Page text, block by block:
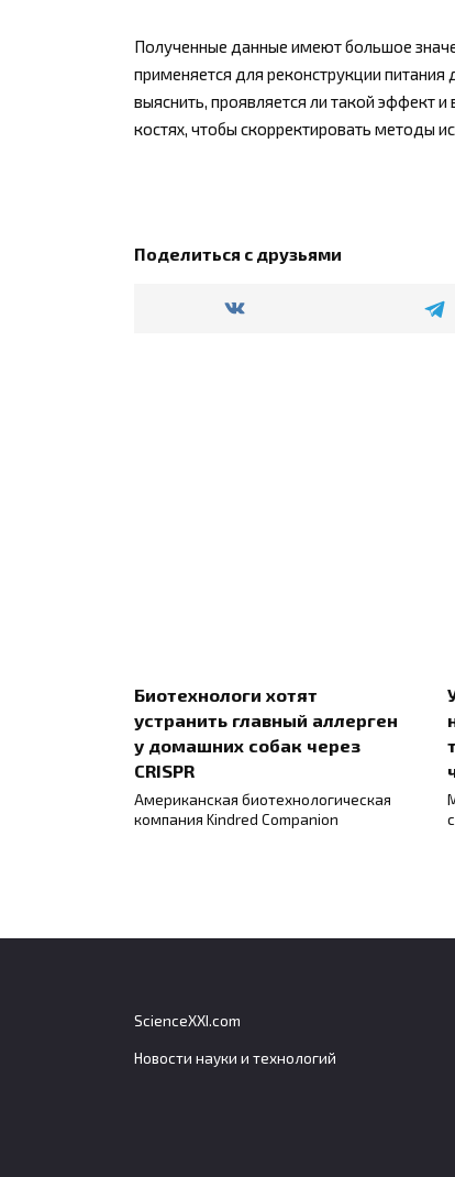
Полученные данные имеют большое
применяется для реконструкции
выяснить, проявляется ли такой эффект
костях, чтобы скорректировать методы
Поделиться с друзьями
Биотехнологи хотят
устранить главный аллерген
у домашних собак через
CRISPR
Американская биотехнологическая
компания Kindred Companion
ScienceXXI.com
Новости науки и технологий